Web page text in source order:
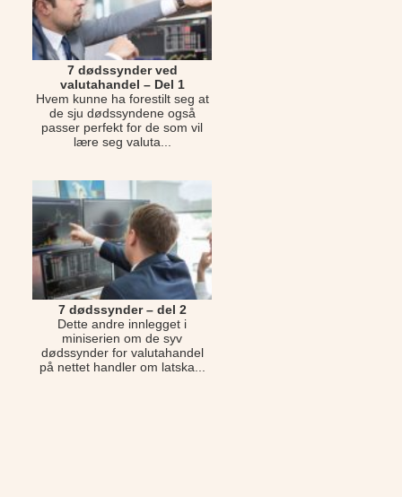
7 dødssynder ved
valutahandel – Del 1
Hvem kunne ha forestilt seg at
de sju dødssyndene også
passer perfekt for de som vil
lære seg valuta...
7 dødssynder – del 2
Dette andre innlegget i
miniserien om de syv
dødssynder for valutahandel
på nettet handler om latska...